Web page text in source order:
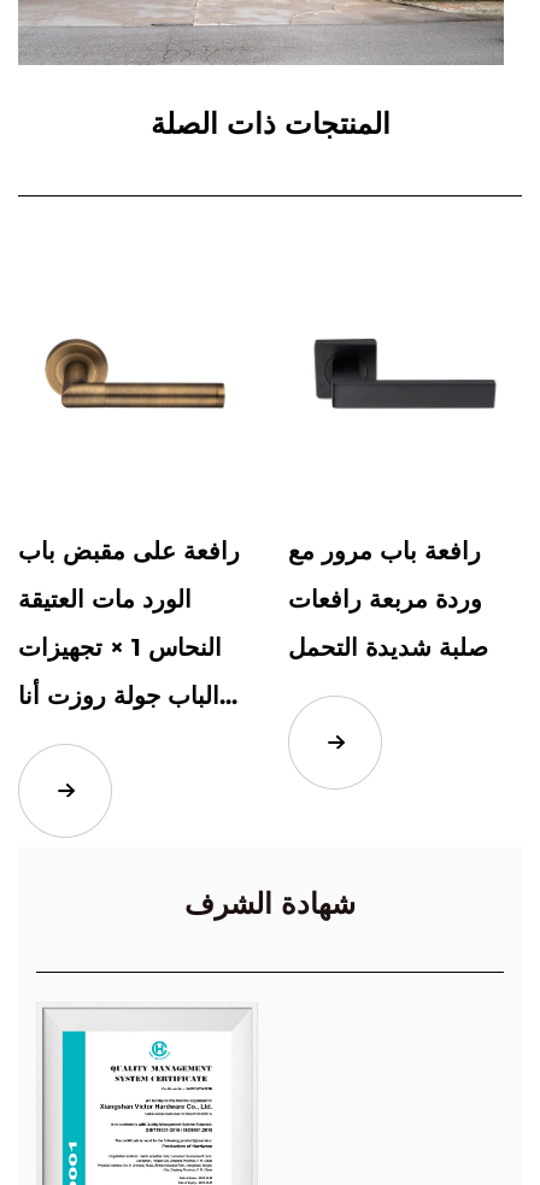
المنتجات ذات الصلة
رافعة على مقبض باب
الورد مات العتيقة
النحاس 1 × تجهيزات
الباب جولة روزت أنا...
رافعة باب مرور مع
وردة مربعة رافعات
صلبة شديدة التحمل
شهادة الشرف